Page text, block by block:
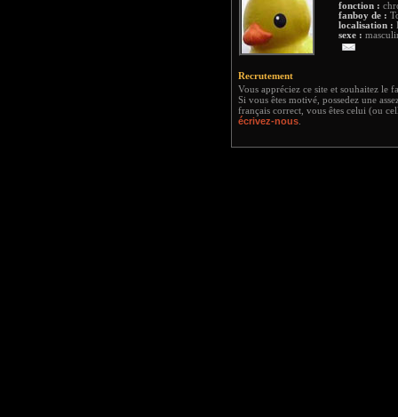
fonction :
fanboy de :
localisation :
sexe :
Recrutement
Vous appréciez ce site et souhaitez le
Si vous êtes motivé, possedez une
français correct, vous êtes celui (ou
écrivez-nous